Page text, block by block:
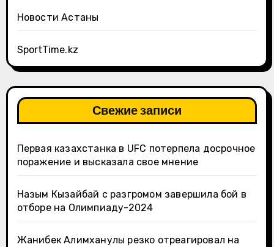
Новости Астаны
SportTime.kz
Свежие записи
Первая казахстанка в UFC потерпела досрочное
поражение и высказала свое мнение
Назым Кызайбай с разгромом завершила бой в
отборе на Олимпиаду-2024
Жанибек Алимханулы резко отреагировал на